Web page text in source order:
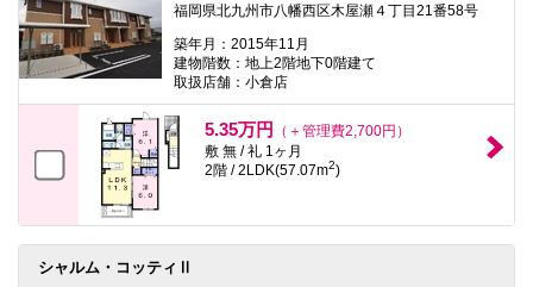
福岡県北九州市八幡西区木屋瀬４丁目21番58号
築年月：2015年11月
建物階数：地上2階地下0階建て
取扱店舗：小倉店
5.35万円
（＋管理費2,700円）
敷 無 / 礼 1ヶ月
2階 / 2LDK(57.07m2)
シャルム・コッティⅡ